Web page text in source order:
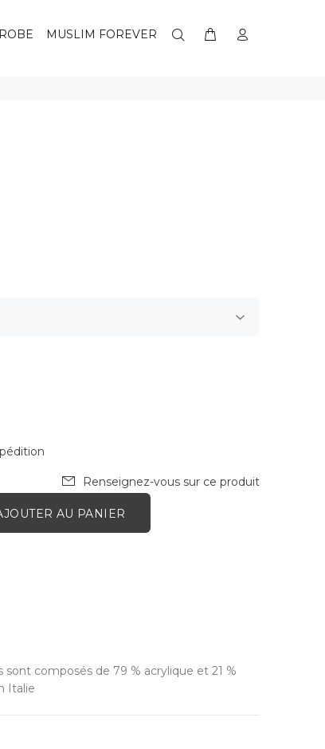
ROBE MUSLIM FOREVER
Renseignez-vous sur ce produit
AU PANIER
sont composés de 79 % acrylique et 21 %
Italie